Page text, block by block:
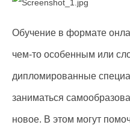
Обучение в формате
чем-то особенным или
дипломированные
заниматься
новое. В этом могут